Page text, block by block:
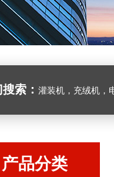
索： 灌装机，充绒机，
产品分类